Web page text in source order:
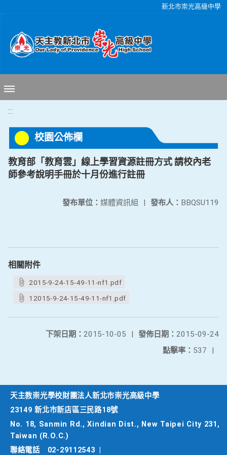
新北市崇光高級中學
:::
校園公佈欄
教育部「教育雲」線上學習資源註冊方式 請校內老
師參考說明手冊於十月份進行註冊
發布人： BBQSU119
發布單位： 媒體資訊組 |
相關附件
2015-9-24-15-49-11-nf1.pdf
12015-9-24-15-49-11-nf1.pdf
發佈日期： 2015-09-24
下架日期： 2015-10-05
|
點擊率： 537 |
天主教崇光學校財團法人新北市崇光高級中學
23149 新北市新店區三民路18號
No. 18, Sanmin Rd., Xindian Dist., New Taipei City 231,
Taiwan (R.O.C.)
聯絡電話
02-29112543